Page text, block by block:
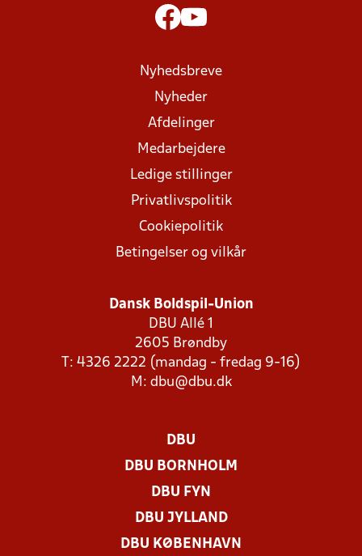
Nyhedsbreve
Nyheder
Afdelinger
Medarbejdere
Ledige stillinger
Privatlivspolitik
Cookiepolitik
Betingelser og vilkår
Dansk Boldspil-Union
DBU Allé 1
2605 Brøndby
T: 4326 2222 (mandag - fredag 9-16)
M: dbu@dbu.dk
DBU
DBU BORNHOLM
DBU FYN
DBU JYLLAND
DBU KØBENHAVN